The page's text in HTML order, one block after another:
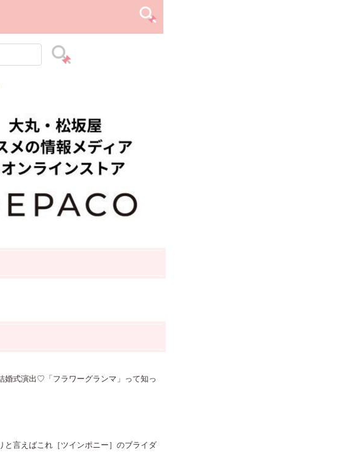
婚式演出♡「フラワーグランマ」って知っ
と言えばこれ［ツインポニー］のブライダ